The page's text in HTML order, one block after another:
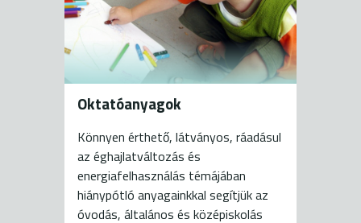
Oktatóanyagok
Könnyen érthető, látványos, ráadásul
az éghajlatváltozás és
energiafelhasználás témájában
hiánypótló anyagainkkal segítjük az
óvodás, általános és középiskolás